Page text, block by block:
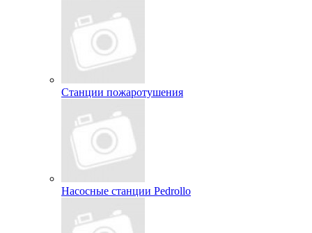
Станции пожаротушения
Насосные станции Pedrollo